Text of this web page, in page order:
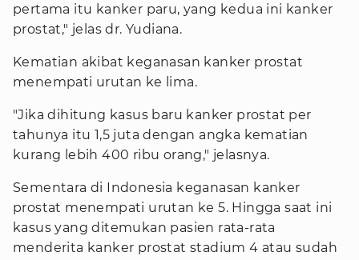
pertama itu kanker paru, yang kedua ini kanker
prostat," jelas dr. Yudiana.
Kematian akibat keganasan kanker prostat
menempati urutan ke lima.
"Jika dihitung kasus baru kanker prostat per
tahunya itu 1,5 juta dengan angka kematian
kurang lebih 400 ribu orang," jelasnya.
Sementara di Indonesia keganasan kanker
prostat menempati urutan ke 5. Hingga saat ini
kasus yang ditemukan pasien rata-rata
menderita kanker prostat stadium 4 atau sudah